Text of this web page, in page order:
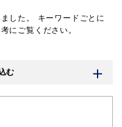
した。
キーワードごとに
にご覧ください。
む